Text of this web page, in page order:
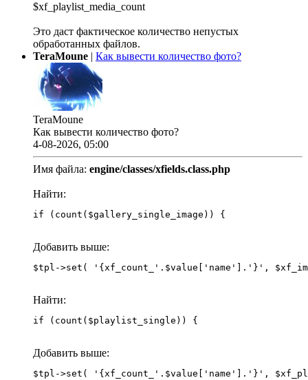
$xf_playlist_media_count
Это даст фактическое количество непустых
обработанных файлов.
TeraMoune | Как вывести количество фото?
TeraMoune
Как вывести количество фото?
4-08-2026, 05:00
Имя файла: engine/classes/xfields.class.php
Найти:
if (count($gallery_single_image)) {
Добавить выше:
Найти:
if (count($playlist_single)) {
Добавить выше: